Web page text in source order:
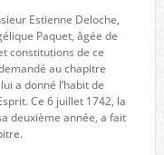
Estienne Deloche,
Paquet, âgée de
constitutions de ce
au chapitre
a donné l’habit de
Ce 6 juillet 1742, la
deuxième année, a fait